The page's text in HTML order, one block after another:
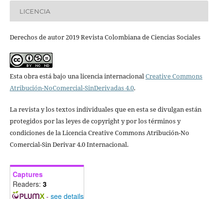
LICENCIA
Derechos de autor 2019 Revista Colombiana de Ciencias Sociales
Esta obra está bajo una licencia internacionalCreative Commons
Atribución-NoComercial-SinDerivadas 4.0.
La revista y los textos individuales que en esta se divulgan están
protegidos por las leyes de copyright y por los términos y
condiciones de la Licencia Creative Commons Atribución-No
Comercial-Sin Derivar 4.0 Internacional.
Captures
Readers: 3
- see details